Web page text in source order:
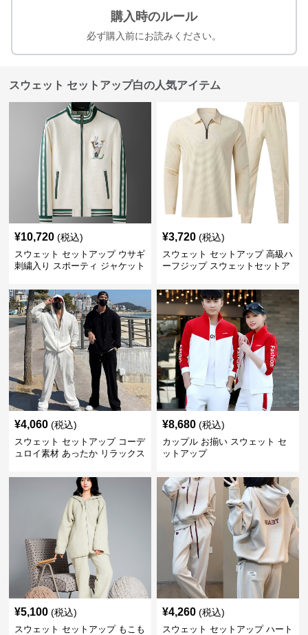
購入時のルール
必ず購入前にお読みください。
スウェット セットアップ白の人気アイテム
¥10,720 (税込)
スウェット セットアップ ウサギ
刺繍入り スポーティ ジャケット
¥3,720 (税込)
スウェット セットアップ 高級ハ
ーフジップ スウェットセットア
¥4,060 (税込)
スウェット セットアップ コーデ
ュロイ素材 あったか リラックス
¥8,680 (税込)
カップル お揃い スウェット セ
ットアップ
¥5,100 (税込)
スウェット セットアップ もこも
¥4,260 (税込)
スウェット セットアップ ハート